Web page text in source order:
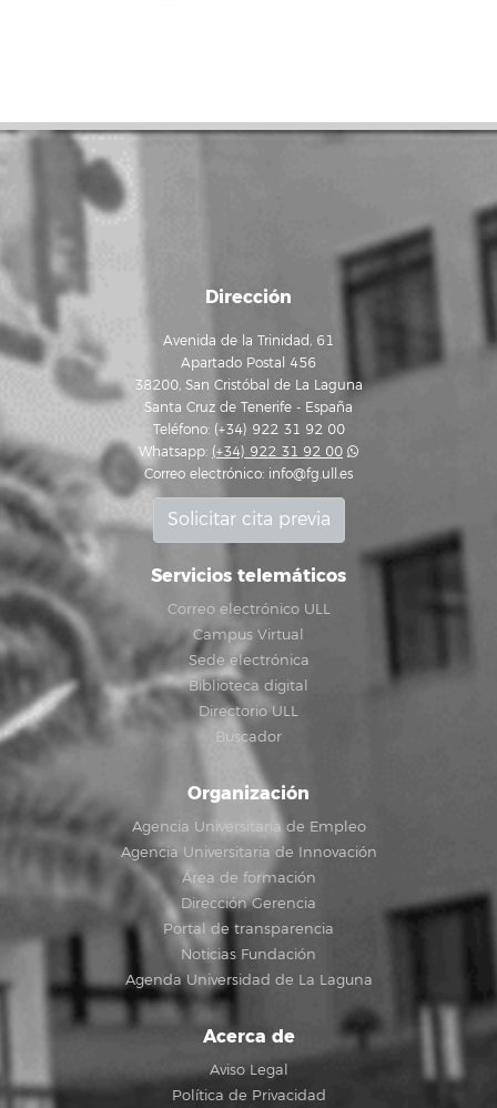
Dirección
Avenida de la Trinidad, 61
Apartado Postal 456
38200, San Cristóbal de La Laguna
Santa Cruz de Tenerife - España
Teléfono: (+34) 922 31 92 00
Whatsapp: (+34) 922 31 92 00
Correo electrónico: info@fg.ull.es
Solicitar cita previa
Servicios telemáticos
Correo electrónico ULL
Campus Virtual
Sede electrónica
Biblioteca digital
Directorio ULL
Buscador
Organización
Agencia Universitaria de Empleo
Agencia Universitaria de Innovación
Área de formación
Dirección Gerencia
Portal de transparencia
Noticias Fundación
Agenda Universidad de La Laguna
Acerca de
Aviso Legal
Política de Privacidad